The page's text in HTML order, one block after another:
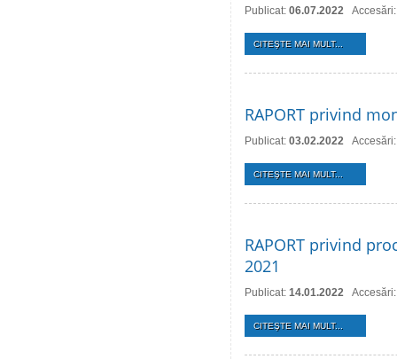
Publicat: 06.07.2022
CITEŞTE MAI MULT...
RAPORT privind
Publicat: 03.02.2022
CITEŞTE MAI MULT...
RAPORT privind
2021
Publicat: 14.01.2022
CITEŞTE MAI MULT...